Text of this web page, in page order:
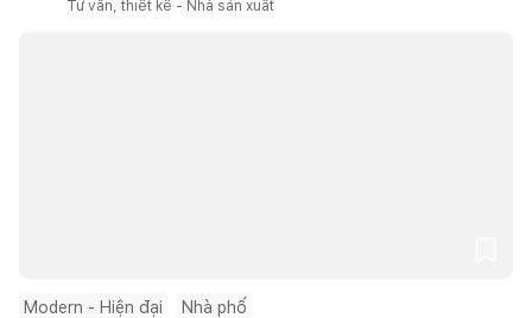
Tư vấn, thiết kế - Nhà sản xuất
Modern - Hiện đại Nhà phố